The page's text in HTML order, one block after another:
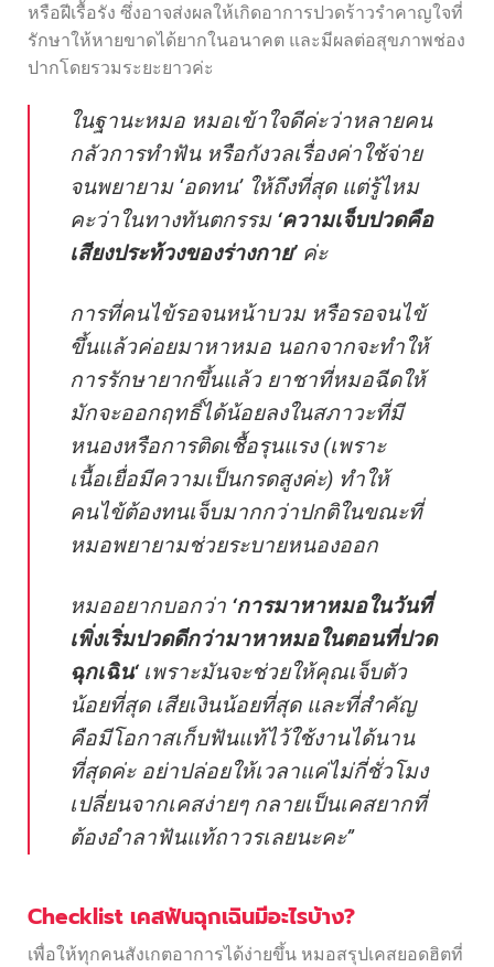
หรือฝีเรื้อรัง ซึ่งอาจส่งผลให้เกิดอาการปวดร้าวรำคาญใจที่
รักษาให้หายขาดได้ยากในอนาคต และมีผลต่อสุขภาพช่อง
ปากโดยรวมระยะยาวค่ะ
ในฐานะหมอ หมอเข้าใจดีค่ะว่าหลายคน
กลัวการทำฟัน หรือกังวลเรื่องค่าใช้จ่าย
จนพยายาม ‘อดทน’ ให้ถึงที่สุด แต่รู้ไหม
คะว่าในทางทันตกรรม ‘ความเจ็บปวดคือ
เสียงประท้วงของร่างกาย’ค่ะ
การที่คนไข้รอจนหน้าบวม หรือรอจนไข้
ขึ้นแล้วค่อยมาหาหมอ นอกจากจะทำให้
การรักษายากขึ้นแล้ว ยาชาที่หมอฉีดให้
มักจะออกฤทธิ์ได้น้อยลงในสภาวะที่มี
หนองหรือการติดเชื้อรุนแรง (เพราะ
เนื้อเยื่อมีความเป็นกรดสูงค่ะ) ทำให้
คนไข้ต้องทนเจ็บมากกว่าปกติในขณะที่
หมอพยายามช่วยระบายหนองออก
หมออยากบอกว่า ‘การมาหาหมอในวันที่
เพิ่งเริ่มปวดดีกว่ามาหาหมอในตอนที่ปวด
ฉุกเฉิน‘เพราะมันจะช่วยให้คุณเจ็บตัว
น้อยที่สุด เสียเงินน้อยที่สุด และที่สำคัญ
คือมีโอกาสเก็บฟันแท้ไว้ใช้งานได้นาน
ที่สุดค่ะ อย่าปล่อยให้เวลาแค่ไม่กี่ชั่วโมง
เปลี่ยนจากเคสง่ายๆ กลายเป็นเคสยากที่
ต้องอำลาฟันแท้ถาวรเลยนะคะ”
Checklist เคสฟันฉุกเฉินมีอะไรบ้าง?
เพื่อให้ทุกคนสังเกตอาการได้ง่ายขึ้น หมอสรุปเคสยอดฮิตที่